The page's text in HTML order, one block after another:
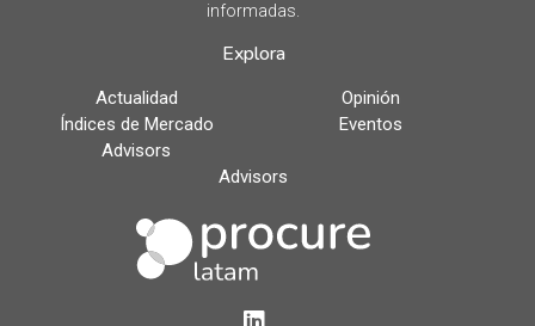
informadas.
Explora
Actualidad
Opinión
Índices de Mercado
Eventos
Advisors
Advisors
LinkedIn